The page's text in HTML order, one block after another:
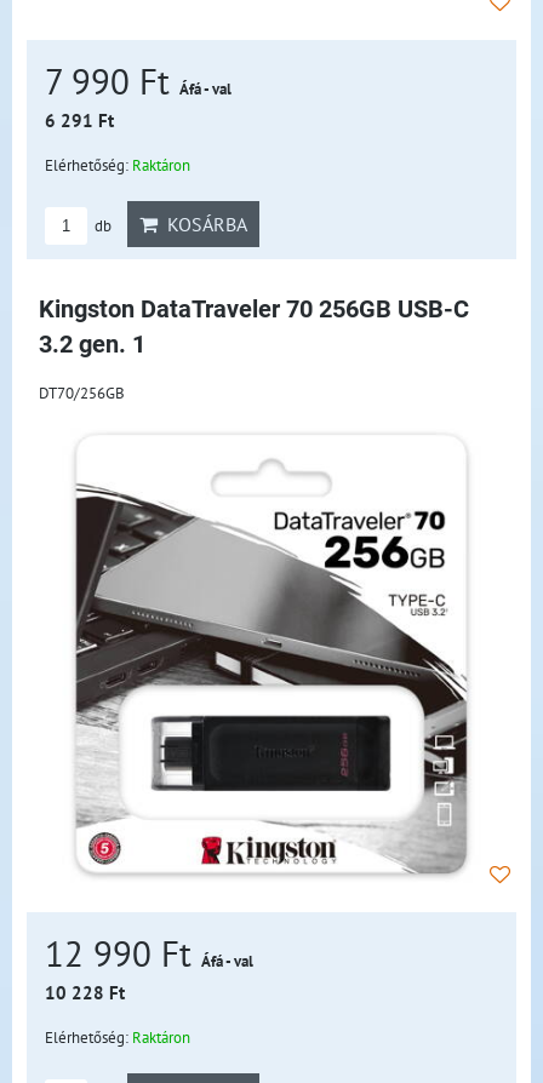
7 990 Ft Áfá - val
6 291 Ft
Elérhetőség: Raktáron
db KOSÁRBA
Kingston DataTraveler 70 256GB USB-C
3.2 gen. 1
DT70/256GB
12 990 Ft Áfá - val
10 228 Ft
Elérhetőség: Raktáron